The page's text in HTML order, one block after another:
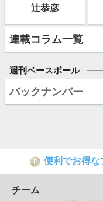
辻恭彦
連載コラム一覧
週刊ベースボール
バックナンバー
P 便利でお得な
チーム